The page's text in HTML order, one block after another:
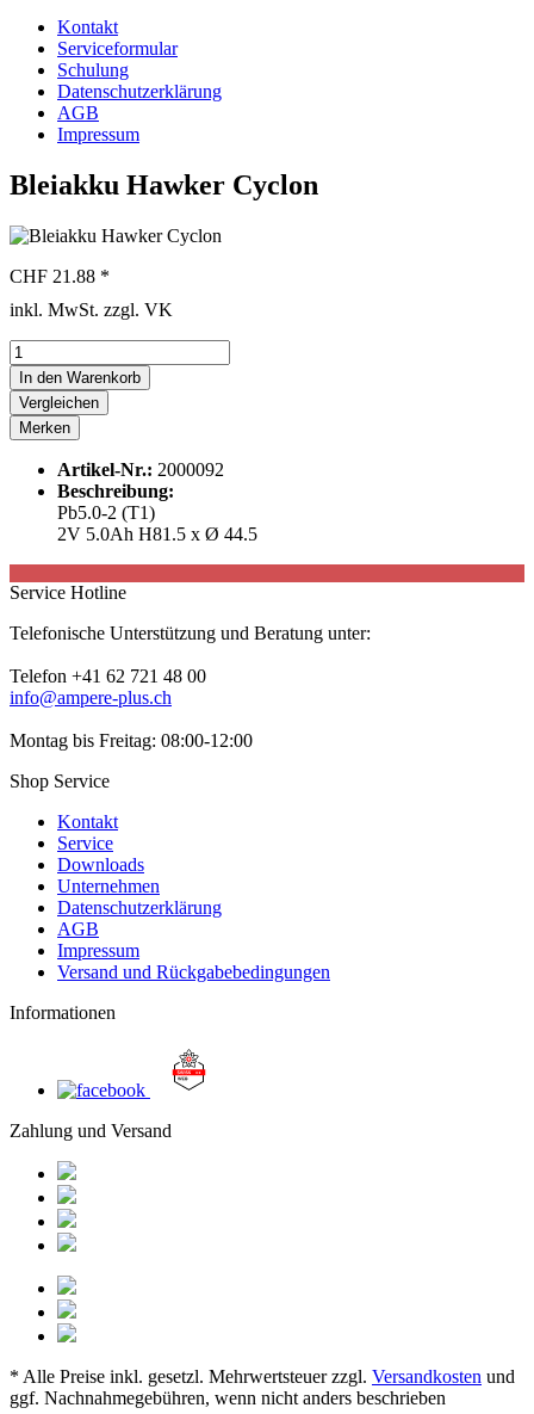
Kontakt
Serviceformular
Schulung
Datenschutzerklärung
AGB
Impressum
Bleiakku Hawker Cyclon
CHF 21.88 *
inkl. MwSt. zzgl. VK
In den Warenkorb
Vergleichen
Merken
Artikel-Nr.: 2000092
Beschreibung:
Pb5.0-2 (T1)
2V 5.0Ah H81.5 x Ø 44.5
Service Hotline
Telefonische Unterstützung und Beratung unter:
Telefon +41 62 721 48 00
info@ampere-plus.ch
Montag bis Freitag: 08:00-12:00
Shop Service
Kontakt
Service
Downloads
Unternehmen
Datenschutzerklärung
AGB
Impressum
Versand und Rückgabebedingungen
Informationen
Zahlung und Versand
* Alle Preise inkl. gesetzl. Mehrwertsteuer zzgl. Versandkosten und
ggf. Nachnahmegebühren, wenn nicht anders beschrieben